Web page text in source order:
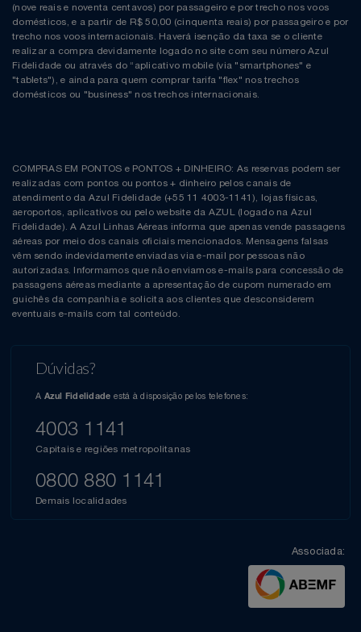
(nove reais e noventa centavos) por passageiro e por trecho nos voos
domésticos, e a partir de R$ 50,00 (cinquenta reais) por passageiro e por
trecho nos voos internacionais. Haverá isenção da taxa se o cliente
realizar a compra devidamente logado no site com seu número Azul
Fidelidade ou através do “aplicativo mobile (via "smartphones" e
"tablets"), e ainda para quem comprar tarifa "flex" nos trechos
domésticos ou "business" nos trechos internacionais.
COMPRAS EM PONTOS e PONTOS + DINHEIRO: As reservas podem ser
realizadas com pontos ou pontos + dinheiro pelos canais de
atendimento da Azul Fidelidade (+55 11 4003-1141), lojas físicas,
aeroportos, aplicativos ou pelo website da AZUL (logado na Azul
Fidelidade). A Azul Linhas Aéreas informa que apenas vende passagens
aéreas por meio dos canais oficiais mencionados. Mensagens falsas
vêm sendo indevidamente enviadas via e-mail por pessoas não
autorizadas. Informamos que não enviamos e-mails para concessão de
passagens aéreas mediante a apresentação de cupom numerado em
guichês da companhia e solicita aos clientes que desconsiderem
eventuais e-mails com tal conteúdo.
Dúvidas?
A Azul Fidelidade está à disposição pelos telefones:
4003 1141
Capitais e regiões metropolitanas
0800 880 1141
Demais localidades
Associada: